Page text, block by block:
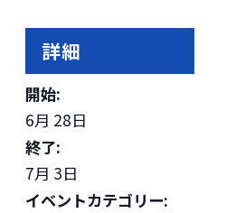
詳細
開始:
6月 28日
終了:
7月 3日
イベントカテゴリー: